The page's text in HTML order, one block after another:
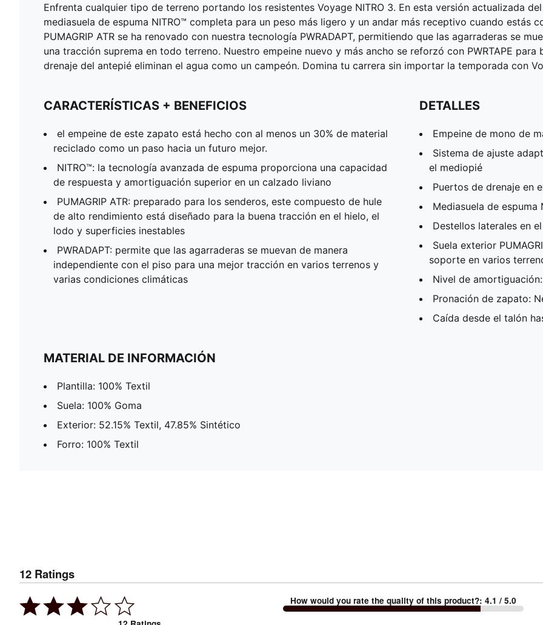
Enfrenta cualquier tipo de terreno portando los resistentes Voyage NITRO 3. En esta versión actualizada
mediasuela de espuma NITRO™ completa para un peso más ligero y un andar más receptivo cuando estás
PUMAGRIP ATR se ha renovado con nuestra tecnología PWRADAPT, permitiendo que las agarraderas se
una tracción suprema en todo terreno. Nuestro empeine nuevo y más ancho se reforzó con PWRTAPE
drenaje del antepié eliminan el agua como un campeón. Domina tu carrera sin importar la temporada con
CARACTERÍSTICAS + BENEFICIOS
el empeine de este zapato está hecho con al menos un 30% de material
reciclado como un paso hacia un futuro mejor.
NITRO™: la tecnología avanzada de espuma proporciona una capacidad
de respuesta y amortiguación superior en un calzado liviano
PUMAGRIP ATR: preparado para los senderos, este compuesto de hule
de alto rendimiento está diseñado para la buena tracción en el hielo, el
lodo y superficies inestables
PWRADAPT: permite que las agarraderas se muevan de manera
independiente con el piso para una mejor tracción en varios terrenos y
varias condiciones climáticas
DETALLES
Empeine de mono de
Sistema de ajuste
el mediopié
Puertos de drenaje en
Mediasuela de espuma
Destellos laterales en
Suela exterior
soporte en varios
Nivel de
Pronación de zapato:
Caída desde el talón
MATERIAL DE INFORMACIÓN
Plantilla: 100% Textil
Suela: 100% Goma
Exterior: 52.15% Textil, 47.85% Sintético
Forro: 100% Textil
12 Ratings
How would you rate the quality of this product?:4.1 / 5.0